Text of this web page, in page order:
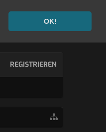
OK!
REGISTRIEREN